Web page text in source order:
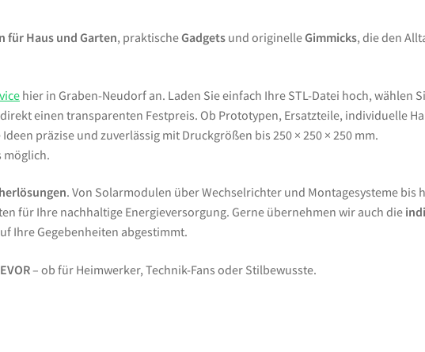
für Haus und Garten, praktischeGadgets und originelleGimmicks, die den
hier in Graben-Neudorf an. Laden Sie einfach Ihre STL-Datei hoch, wählen
einen transparenten Festpreis. Ob Prototypen, Ersatzteile, individuelle
präzise und zuverlässig mit Druckgrößen bis 250 × 250 × 250 mm.
möglich.
. Von Solarmodulen über Wechselrichter und Montagesysteme bis
für Ihre nachhaltige Energieversorgung. Gerne übernehmen wir auch die
Ihre Gegebenheiten abgestimmt.
– ob für Heimwerker, Technik-Fans oder Stilbewusste.